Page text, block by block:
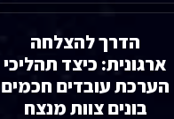
הדרך להצלחה
ארגונית: כיצד תהליכי
הערכת עובדים חכמים
בונים צוות מנצח